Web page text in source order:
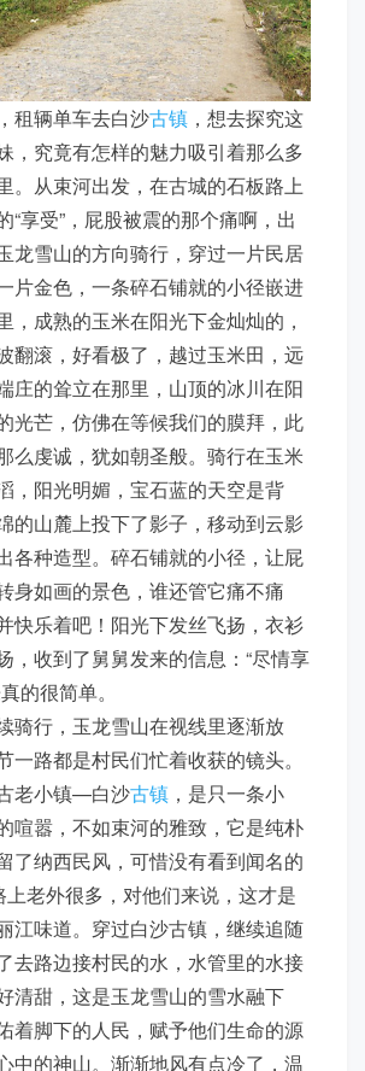
租辆单车去白沙古镇 ，想去探究这
，究竟有怎样的魅力吸引着那么多
。从束河出发，在古城的石板路上
“享受”，屁股被震的那个痛啊，出
龙雪山的方向骑行，穿过一片民居
片金色，一条碎石铺就的小径嵌进
，成熟的玉米在阳光下金灿灿的，
翻滚，好看极了，越过玉米田，远
庄的耸立在那里，山顶的冰川在阳
光芒，仿佛在等候我们的膜拜，此
么虔诚，犹如朝圣般。骑行在玉米
，阳光明媚，宝石蓝的天空是背
的山麓上投下了影子，移动到云影
各种造型。碎石铺就的小径，让屁
身如画的景色，谁还管它痛不痛
快乐着吧！阳光下发丝飞扬，衣衫
，收到了舅舅发来的信息：“尽情享
的很简单。
骑行，玉龙雪山在视线里逐渐放
一路都是村民们忙着收获的镜头。
老小镇—白沙古镇 ，是只一条小
喧嚣，不如束河的雅致，它是纯朴
了纳西民风，可惜没有看到闻名的
上老外很多，对他们来说，这才是
江味道。穿过白沙古镇，继续追随
去路边接村民的水，水管里的水接
清甜，这是玉龙雪山的雪水融下
着脚下的人民，赋予他们生命的源
中的神山。渐渐地风有点冷了，温